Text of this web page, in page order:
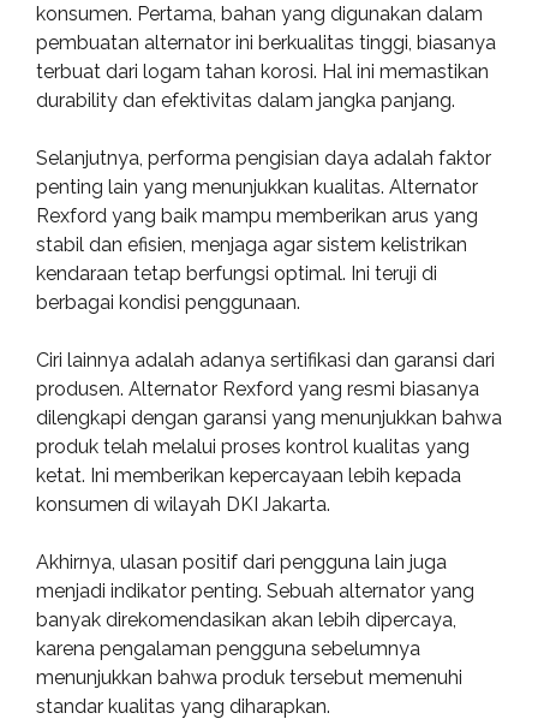
konsumen. Pertama, bahan yang digunakan dalam
pembuatan alternator ini berkualitas tinggi, biasanya
terbuat dari logam tahan korosi. Hal ini memastikan
durability dan efektivitas dalam jangka panjang.
Selanjutnya, performa pengisian daya adalah faktor
penting lain yang menunjukkan kualitas. Alternator
Rexford yang baik mampu memberikan arus yang
stabil dan efisien, menjaga agar sistem kelistrikan
kendaraan tetap berfungsi optimal. Ini teruji di
berbagai kondisi penggunaan.
Ciri lainnya adalah adanya sertifikasi dan garansi dari
produsen. Alternator Rexford yang resmi biasanya
dilengkapi dengan garansi yang menunjukkan bahwa
produk telah melalui proses kontrol kualitas yang
ketat. Ini memberikan kepercayaan lebih kepada
konsumen di wilayah DKI Jakarta.
Akhirnya, ulasan positif dari pengguna lain juga
menjadi indikator penting. Sebuah alternator yang
banyak direkomendasikan akan lebih dipercaya,
karena pengalaman pengguna sebelumnya
menunjukkan bahwa produk tersebut memenuhi
standar kualitas yang diharapkan.